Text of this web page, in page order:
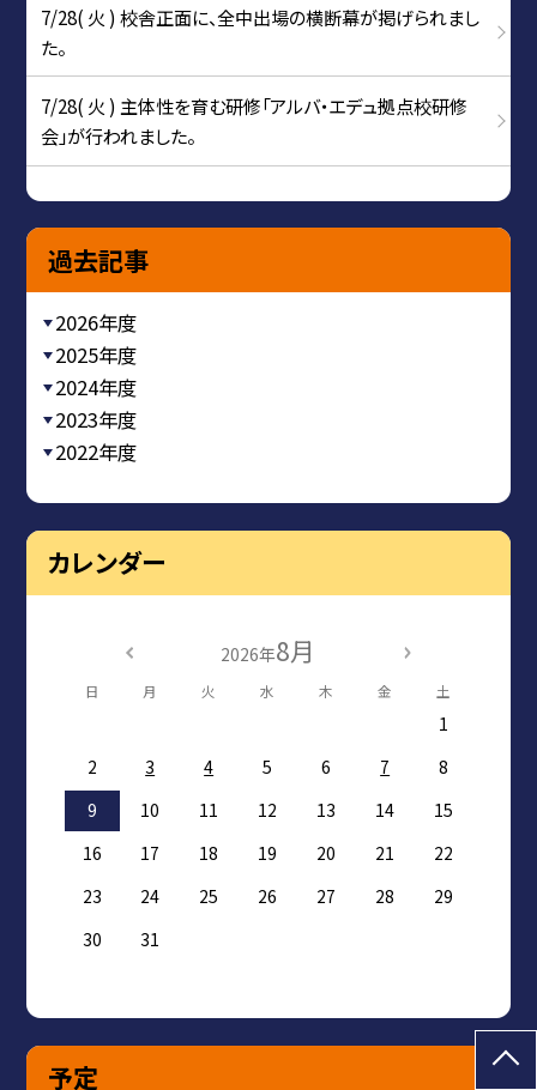
7/28( 火 ) 校舎正面に、全中出場の横断幕が掲げられまし
た。
7/28( 火 ) 主体性を育む研修「アルバ・エデュ拠点校研修
会」が行われました。
過去記事
2026年度
2025年度
2024年度
2023年度
2022年度
カレンダー
2026年8月
日 月 火 水 木 金 土
1
2
3 4 5 6 7
8
9
10 11 12 13 14
15
16
17 18 19 20 21
22
23
24 25 26 27 28
29
30
31
予定